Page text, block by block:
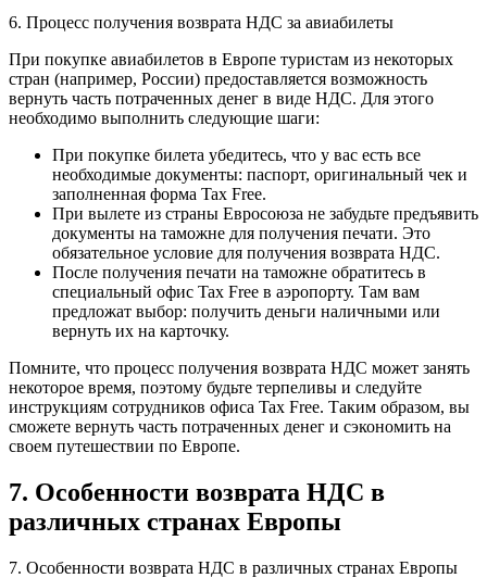
6. Процесс получения возврата НДС за авиабилеты
При покупке авиабилетов в Европе туристам из некоторых
стран (например, России) предоставляется возможность
вернуть часть потраченных денег в виде НДС. Для этого
необходимо выполнить следующие шаги:
При покупке билета убедитесь, что у вас есть все
необходимые документы: паспорт, оригинальный чек и
заполненная форма Tax Free.
При вылете из страны Евросоюза не забудьте предъявить
документы на таможне для получения печати. Это
обязательное условие для получения возврата НДС.
После получения печати на таможне обратитесь в
специальный офис Tax Free в аэропорту. Там вам
предложат выбор: получить деньги наличными или
вернуть их на карточку.
Помните, что процесс получения возврата НДС может занять
некоторое время, поэтому будьте терпеливы и следуйте
инструкциям сотрудников офиса Tax Free. Таким образом, вы
сможете вернуть часть потраченных денег и сэкономить на
своем путешествии по Европе.
7. Особенности возврата НДС в
различных странах Европы
7. Особенности возврата НДС в различных странах Европы